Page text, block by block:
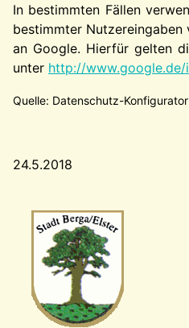
In bestimmten Fällen
bestimmter
an Google. Hierfür gelten
unter http://
Quelle: Datenschutz-
24.5.2018